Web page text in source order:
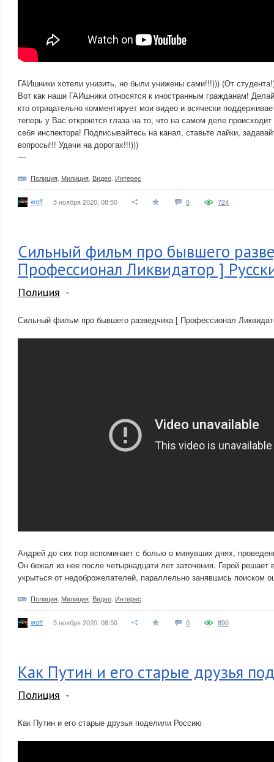
ГАИшники хотели унизить, но были унижены сами!!!))) (От
Вот как наши ГАИшники относятся к иностранным гражданам!
кто отрицательно комментирует мои видео и всячески
теперь у Вас откроются глаза на то, что на самом деле
себя инспектора! Подписывайтесь на канал, ставьте лайки,
вопросы!!! Удачи на дорогах!!!)))
—
Полиция Милиция Видео Интерес
woff 5 ноября 2020, 08:50 0 724
Сильный фильм про бывшего
Профессионал Ликвидатор ]
Полиция
Сильный фильм про бывшего разведчика [ Профессионал
Андрей до сих пор вспоминает с болью о минувших днях,
Он бежал из нее после четырнадцати лет заточения. Герой решает
укрыться от недоброжелателей, параллельно занявшись поиском
Полиция Милиция Видео Интерес
woff 5 ноября 2020, 08:50 0 890
Как Путин и его старые друзья
Полиция
Как Путин и его старые друзья поделили Россию